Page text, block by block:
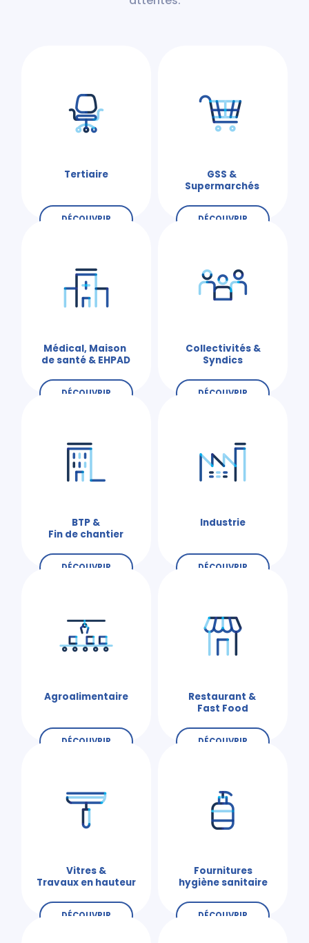
Tertiaire
DÉCOUVRIR
GSS &
Supermarchés
DÉCOUVRIR
Médical, Maison
de santé & EHPAD
DÉCOUVRIR
Collectivités &
Syndics
DÉCOUVRIR
BTP &
Fin de chantier
DÉCOUVRIR
Industrie
DÉCOUVRIR
Agroalimentaire
DÉCOUVRIR
Restaurant &
Fast Food
DÉCOUVRIR
Vitres &
Travaux en hauteur
DÉCOUVRIR
Fournitures
hygiène sanitaire
DÉCOUVRIR